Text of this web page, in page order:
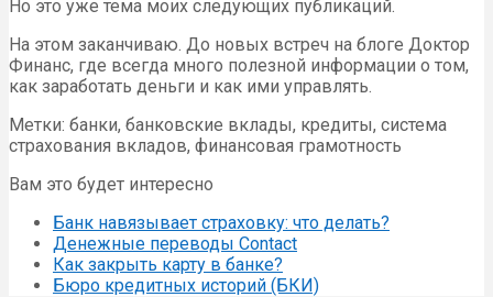
Но это уже тема моих следующих публикаций.
На этом заканчиваю. До новых встреч на блоге Доктор
Финанс, где всегда много полезной информации о том,
как заработать деньги и как ими управлять.
Метки: банки, банковские вклады, кредиты, система
страхования вкладов, финансовая грамотность
Вам это будет интересно
Банк навязывает страховку: что делать?
Денежные переводы Contact
Как закрыть карту в банке?
Бюро кредитных историй (БКИ)